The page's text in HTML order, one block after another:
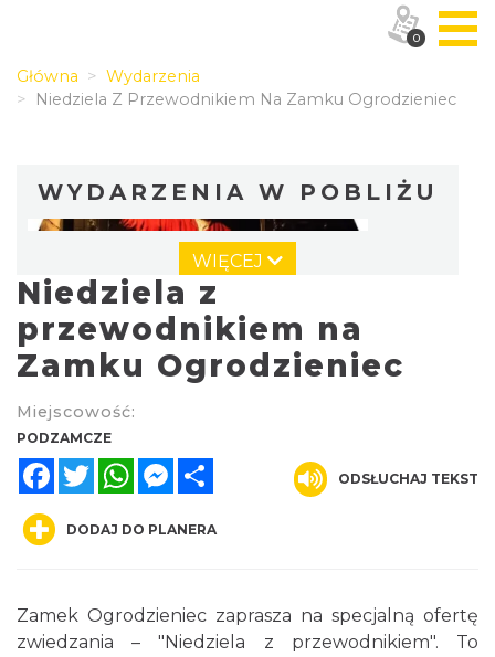
Główna
Wydarzenia
Niedziela Z Przewodnikiem Na Zamku Ogrodzieniec
WYDARZENIA W POBLIŻU
Ogrodzieniec
Podzamcze
0.00 km
WIĘCEJ
Niedziela z
przewodnikiem na
Zamku Ogrodzieniec
Miejscowość:
PODZAMCZE
FacebookTwitterWhatsAppMessenger
ODSŁUCHAJ TEKST
DODAJ DO PLANERA
Zamek Ogrodzieniec zaprasza na specjalną ofertę
zwiedzania – "Niedziela z przewodnikiem". To
0